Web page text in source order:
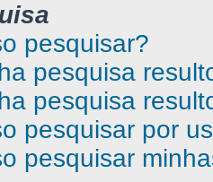
pesquisar?
pesquisa
pesquisa
pesquisar por
pesquisar